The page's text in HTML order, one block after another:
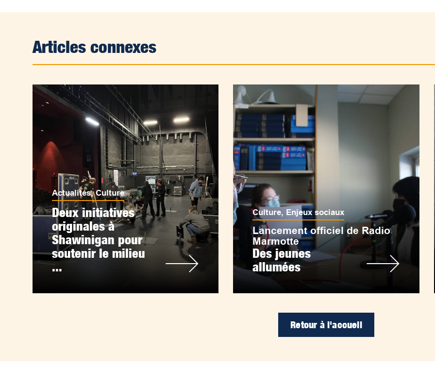
Articles connexes
Actualités,Culture
Deux initiatives
originales à
Shawinigan pour
soutenir le milieu
...
Culture, Enjeux sociaux
Lancement officiel de Radio
Marmotte
Des jeunes
allumées
Retour à l'accueil